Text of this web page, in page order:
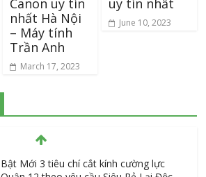
Canon uy tín
nhất Hà Nội
– Máy tính
Trần Anh
March 17, 2023
uy tín nhất
June 10, 2023
Bật Mới 3 tiêu chí cắt kính cường lực